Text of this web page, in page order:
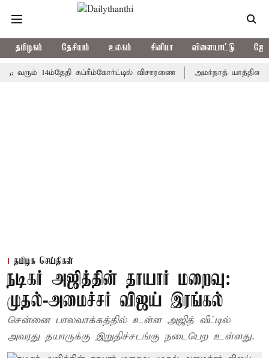
தமிழகம் தேசியம் உலகம் சினிமா விளையாட்டு
14ம்தேதி சுப்ரீம்கோர்ட்டில் விசாரணை அமர்நாத் யாத்திரை
தமிழக செய்திகள்
நடிகர் அஜித்தின் தாயார் மறைவு:
முதல்-அமைச்சர் விஜய் இரங்கல்
சென்னை பாலவாக்கத்தில் உள்ள அஜித் வீட்டில்
அவரது தயாருக்கு இறுதிச்சடங்கு நடைபெற உள்ளது.